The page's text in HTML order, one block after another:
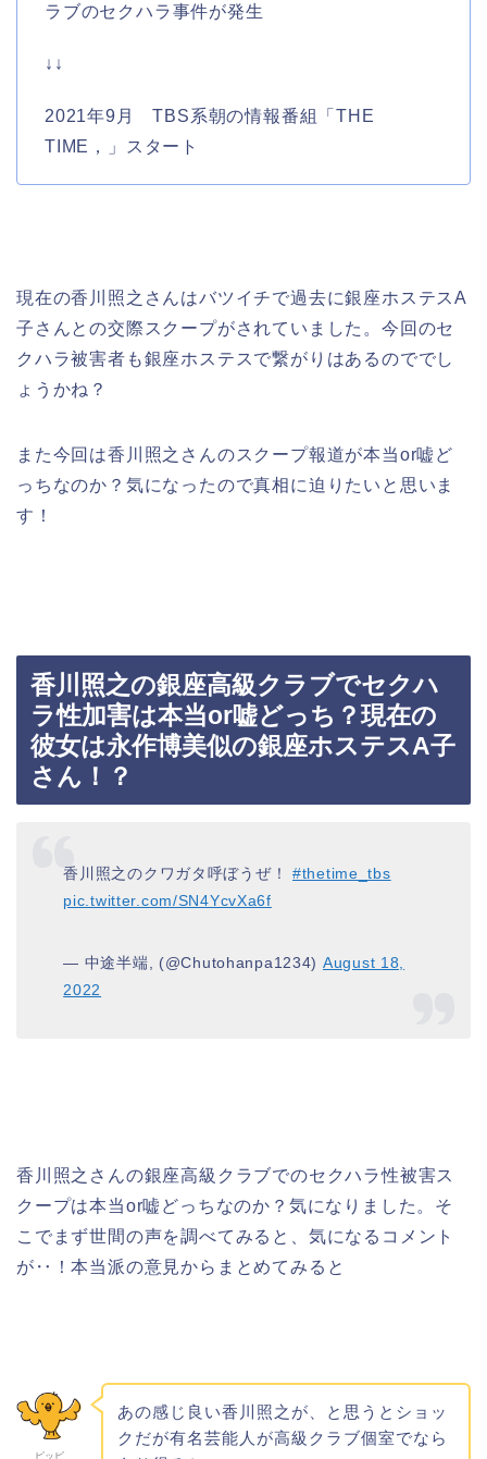
ラブのセクハラ事件が発生
↓↓
2021年9月 TBS系朝の情報番組「THE
TIME，」スタート
現在の香川照之さんはバツイチで過去に銀座ホステスA
子さんとの交際スクープがされていました。今回のセ
クハラ被害者も銀座ホステスで繋がりはあるのででし
ょうかね？
また今回は香川照之さんのスクープ報道が本当or嘘ど
っちなのか？気になったので真相に迫りたいと思いま
す！
香川照之の銀座高級クラブでセクハ
ラ性加害は本当or嘘どっち？現在の
彼女は永作博美似の銀座ホステスA子
さん！？
香川照之のクワガタ呼ぼうぜ！ #thetime_tbs
pic.twitter.com/SN4YcvXa6f
— 中途半端, (@Chutohanpa1234) August 18,
2022
香川照之さんの銀座高級クラブでのセクハラ性被害ス
クープは本当or嘘どっちなのか？気になりました。そ
こでまず世間の声を調べてみると、気になるコメント
が‥！本当派の意見からまとめてみると
ピッピ
あの感じ良い香川照之が、と思うとショッ
クだが有名芸能人が高級クラブ個室でなら